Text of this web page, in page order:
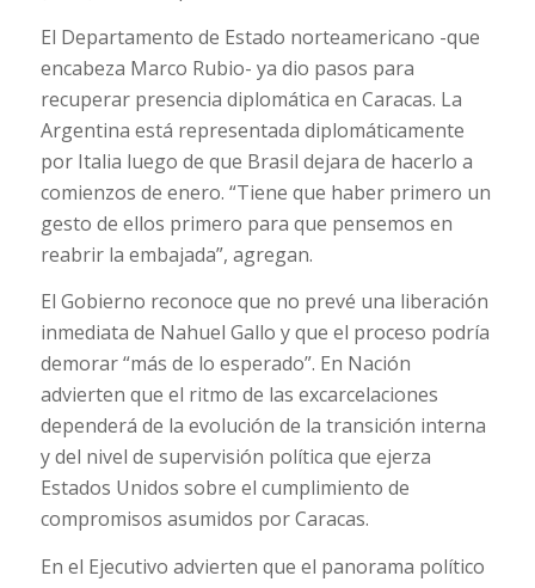
El Departamento de Estado norteamericano -que
encabeza Marco Rubio- ya dio pasos para
recuperar presencia diplomática en Caracas. La
Argentina está representada diplomáticamente
por Italia luego de que Brasil dejara de hacerlo a
comienzos de enero. “Tiene que haber primero un
gesto de ellos primero para que pensemos en
reabrir la embajada”, agregan.
El Gobierno reconoce que no prevé una liberación
inmediata de Nahuel Gallo y que el proceso podría
demorar “más de lo esperado”. En Nación
advierten que el ritmo de las excarcelaciones
dependerá de la evolución de la transición interna
y del nivel de supervisión política que ejerza
Estados Unidos sobre el cumplimiento de
compromisos asumidos por Caracas.
En el Ejecutivo advierten que el panorama político